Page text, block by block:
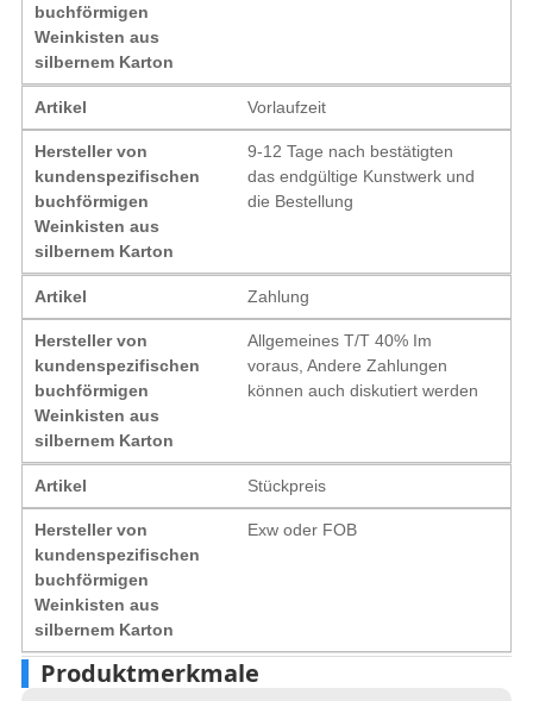
buchförmigen
Weinkisten aus
silbernem Karton
Artikel Vorlaufzeit
Hersteller von
kundenspezifischen
buchförmigen
Weinkisten aus
silbernem Karton
9-12 Tage nach bestätigten
das endgültige Kunstwerk und
die Bestellung
Artikel Zahlung
Hersteller von
kundenspezifischen
buchförmigen
Weinkisten aus
silbernem Karton
Allgemeines T/T 40% Im
voraus, Andere Zahlungen
können auch diskutiert werden
Artikel Stückpreis
Hersteller von
kundenspezifischen
buchförmigen
Weinkisten aus
silbernem Karton
Exw oder FOB
Produktmerkmale